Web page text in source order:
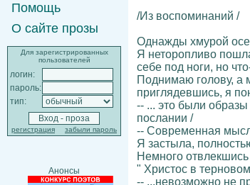
Помощь
О сайте прозы
Для зарегистрированных
пользователей
логин:
пароль:
тип:
регистрация забыли пароль
Анонсы
/Из воспоминаний /
Однажды хмурой
Я неторопливо
себе под ноги, но
Поднимаю голову, а
приглядевшись, я
-- ... это были
послании /
-- Современная
Я застыла,
Немного
" Христос в
-- ...невозможно не